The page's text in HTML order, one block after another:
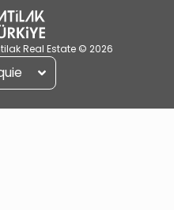
Real Estate © 2026